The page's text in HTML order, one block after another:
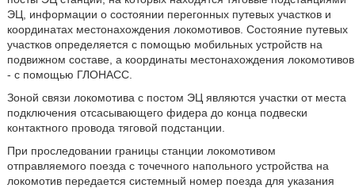
ЭЦ, информации о состоянии перегонных путевых участков и
координатах местонахождения локомотивов. Состояние путевых
участков определяется с помощью мобильных устройств на
подвижном составе, а координаты местонахождения локомотивов
- с помощью ГЛОНАСС.
Зоной связи локомотива с постом ЭЦ являются участки от места
подключения отсасывающего фидера до конца подвески
контактного провода тяговой подстанции.
При проследовании границы станции локомотивом
отправляемого поезда с точечного напольного устройства на
локомотив передается системный номер поезда для указания